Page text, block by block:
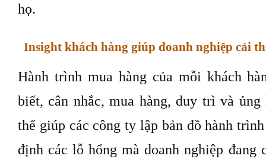
họ.
Insight khách hàng giúp doanh nghiệp cải
Hành trình mua hàng của mỗi khách
biết, cân nhắc, mua hàng, duy trì và
thể giúp các công ty lập bản đồ hành
định các lỗ hổng mà doanh nghiệp đang